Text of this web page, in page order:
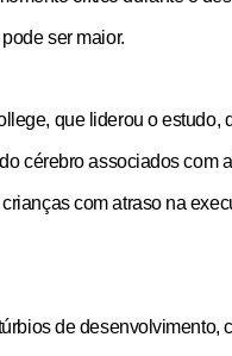
ser maior.
que liderou o estudo,
cérebro associados com
com atraso na
de desenvolvimento,